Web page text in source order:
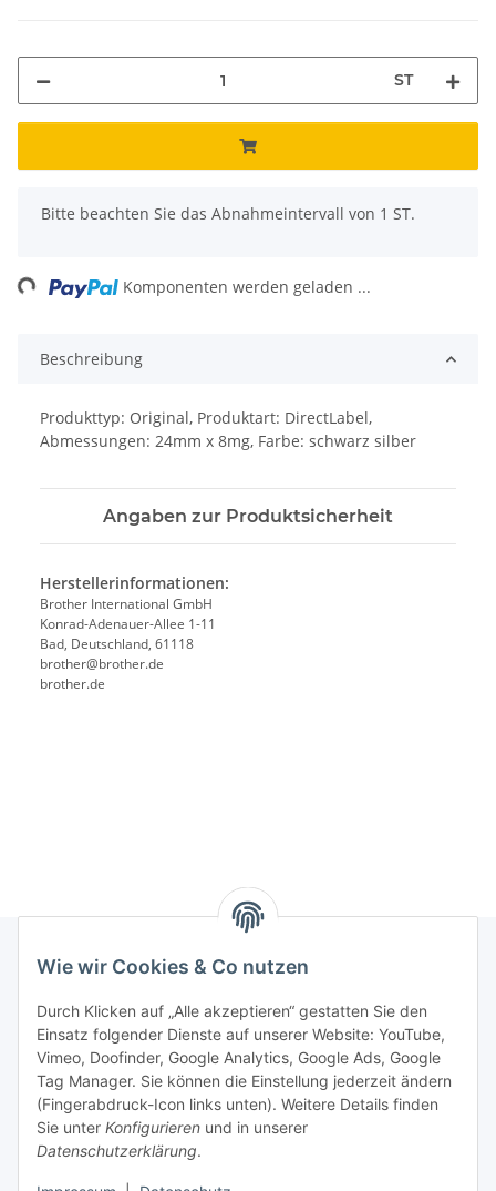
Wie wir Cookies & Co nutzen
Durch Klicken auf „Alle akzeptieren“ gestatten Sie den
Einsatz folgender Dienste auf unserer Website: YouTube,
Vimeo, Doofinder, Google Analytics, Google Ads, Google
Tag Manager. Sie können die Einstellung jederzeit ändern
(Fingerabdruck-Icon links unten). Weitere Details finden
Sie unter Konfigurieren und in unserer
Datenschutzerklärung.
ST
x
Bitte beachten Sie das Abnahmeintervall von 1 ST.
Komponenten werden geladen ...
Beschreibung
Produkttyp: Original, Produktart: DirectLabel,
Abmessungen: 24mm x 8mg, Farbe: schwarz silber
Angaben zur Produktsicherheit
Herstellerinformationen:
Brother International GmbH
Konrad-Adenauer-Allee 1-11
Bad, Deutschland, 61118
brother@brother.de
brother.de
Rechtliches
Allgemeines
Firma